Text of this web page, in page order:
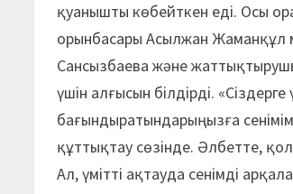
қуанышты көбейткен еді. Осы
орынбасары Асылжан Жаманқұл
Сансызбаева және
үшін алғысын білдірді.
бағындыратындарыңызға
құттықтау сөзінде. Әлбетте,
Ал, үмітті ақтауда сенімді